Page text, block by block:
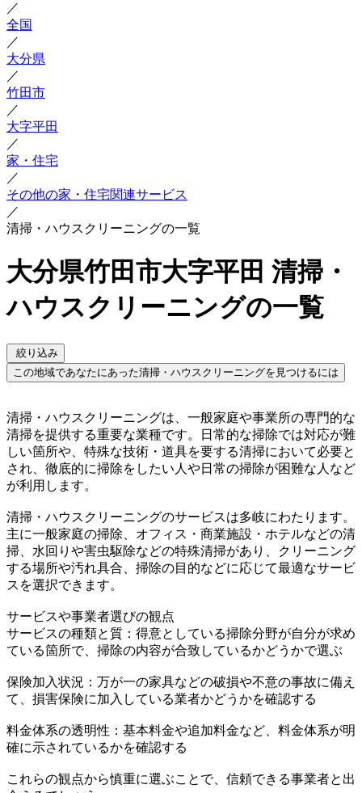
／
全国
／
大分県
／
竹田市
／
大字平田
／
家・住宅
／
その他の家・住宅関連サービス
／
清掃・ハウスクリーニングの一覧
大分県竹田市大字平田 清掃・
ハウスクリーニングの一覧
絞り込み
この地域であなたにあった清掃・ハウスクリーニングを見つけるには
清掃・ハウスクリーニングは、一般家庭や事業所の専門的な
清掃を提供する重要な業種です。日常的な掃除では対応が難
しい箇所や、特殊な技術・道具を要する清掃において必要と
され、徹底的に掃除をしたい人や日常の掃除が困難な人など
が利用します。
清掃・ハウスクリーニングのサービスは多岐にわたります。
主に一般家庭の掃除、オフィス・商業施設・ホテルなどの清
掃、水回りや害虫駆除などの特殊清掃があり、クリーニング
する場所や汚れ具合、掃除の目的などに応じて最適なサービ
スを選択できます。
サービスや事業者選びの観点
サービスの種類と質：得意としている掃除分野が自分が求め
ている箇所で、掃除の内容が合致しているかどうかで選ぶ
保険加入状況：万が一の家具などの破損や不意の事故に備え
て、損害保険に加入している業者かどうかを確認する
料金体系の透明性：基本料金や追加料金など、料金体系が明
確に示されているかを確認する
これらの観点から慎重に選ぶことで、信頼できる事業者と出